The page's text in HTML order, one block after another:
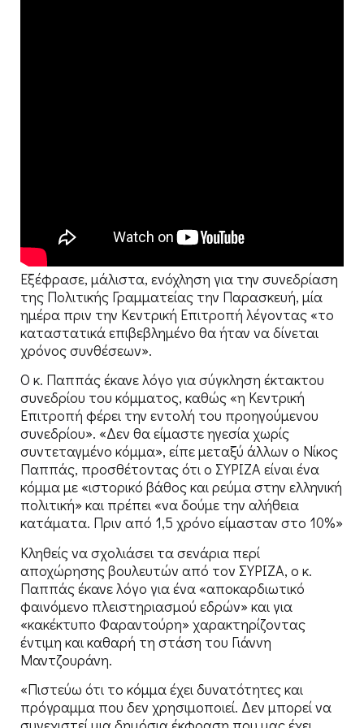
Εξέφρασε, μάλιστα, ενόχληση για την συνεδρίαση
της Πολιτικής Γραμματείας την Παρασκευή, μία
ημέρα πριν την Κεντρική Επιτροπή λέγοντας «το
καταστατικά επιβεβλημένο θα ήταν να δίνεται
χρόνος συνθέσεων».
Ο κ. Παππάς έκανε λόγο για σύγκληση έκτακτου
συνεδρίου του κόμματος, καθώς «η Κεντρική
Επιτροπή φέρει την εντολή του προηγούμενου
συνεδρίου». «Δεν θα είμαστε ηγεσία χωρίς
συντεταγμένο κόμμα», είπε μεταξύ άλλων ο Νίκος
Παππάς, προσθέτοντας ότι ο ΣΥΡΙΖΑ είναι ένα
κόμμα με «ιστορικό βάθος και ρεύμα στην ελληνική
πολιτική» και πρέπει «να δούμε την αλήθεια
κατάματα. Πριν από 1,5 χρόνο είμασταν στο 10%»
Κληθείς να σχολιάσει τα σενάρια περί
αποχώρησης βουλευτών από τον ΣΥΡΙΖΑ, ο κ.
Παππάς έκανε λόγο για ένα «αποκαρδιωτικό
φαινόμενο πλειστηριασμού εδρών» και για
«κακέκτυπο Φαραντούρη» χαρακτηρίζοντας
έντιμη και καθαρή τη στάση του Γιάννη
Μαντζουράνη.
«Πιστεύω ότι το κόμμα έχει δυνατότητες και
πρόγραμμα που δεν χρησιμοποιεί. Δεν μπορεί να